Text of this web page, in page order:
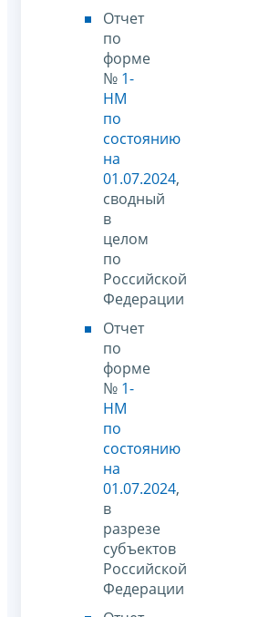
Отчет
по
форме
№ 1-
НМ
по
состоянию
на
01.07.2024,
сводный
в
целом
по
Российской
Федерации
Отчет
по
форме
№ 1-
НМ
по
состоянию
на
01.07.2024,
в
разрезе
субъектов
Российской
Федерации